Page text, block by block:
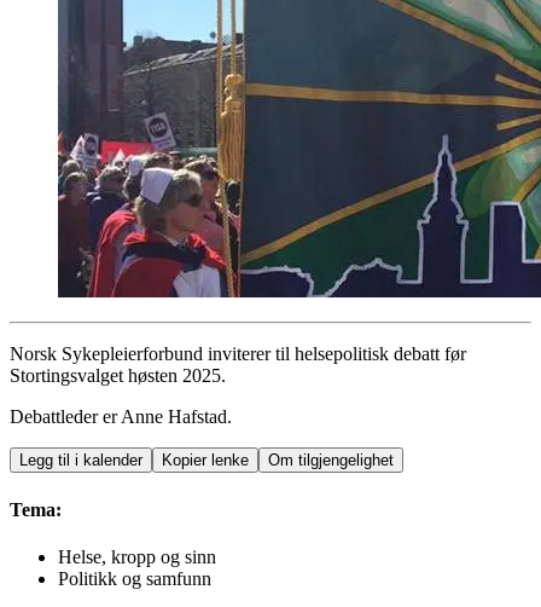
Norsk Sykepleierforbund inviterer til helsepolitisk debatt før
Stortingsvalget høsten 2025.
Debattleder er Anne Hafstad.
Legg til i kalender Kopier lenke Om tilgjengelighet
Tema:
Helse, kropp og sinn
Politikk og samfunn